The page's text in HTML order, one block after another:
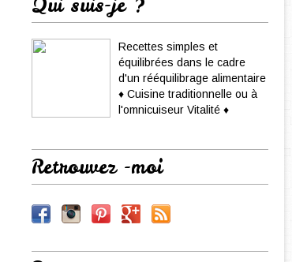
Recettes simples et
équilibrées dans le cadre
d'un rééquilibrage alimentaire
♦ Cuisine traditionnelle ou à
l'omnicuiseur Vitalité ♦
Retrouvez -moi